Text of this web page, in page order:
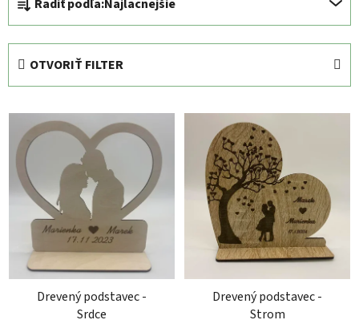
a
d
e
o
d
o
Radiť podľa:Najlacnejšie
OTVORIŤ FILTER
V
p
s
d
Drevený podstavec -
Srdce
Drevený podstavec -
Strom